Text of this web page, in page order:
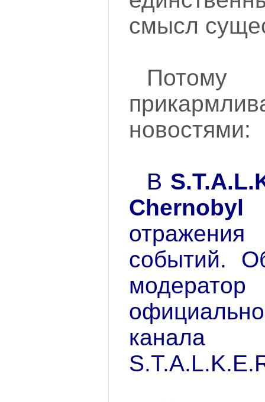
смысл
Потому
новостями:
В
Chernobyl
событий.
канала